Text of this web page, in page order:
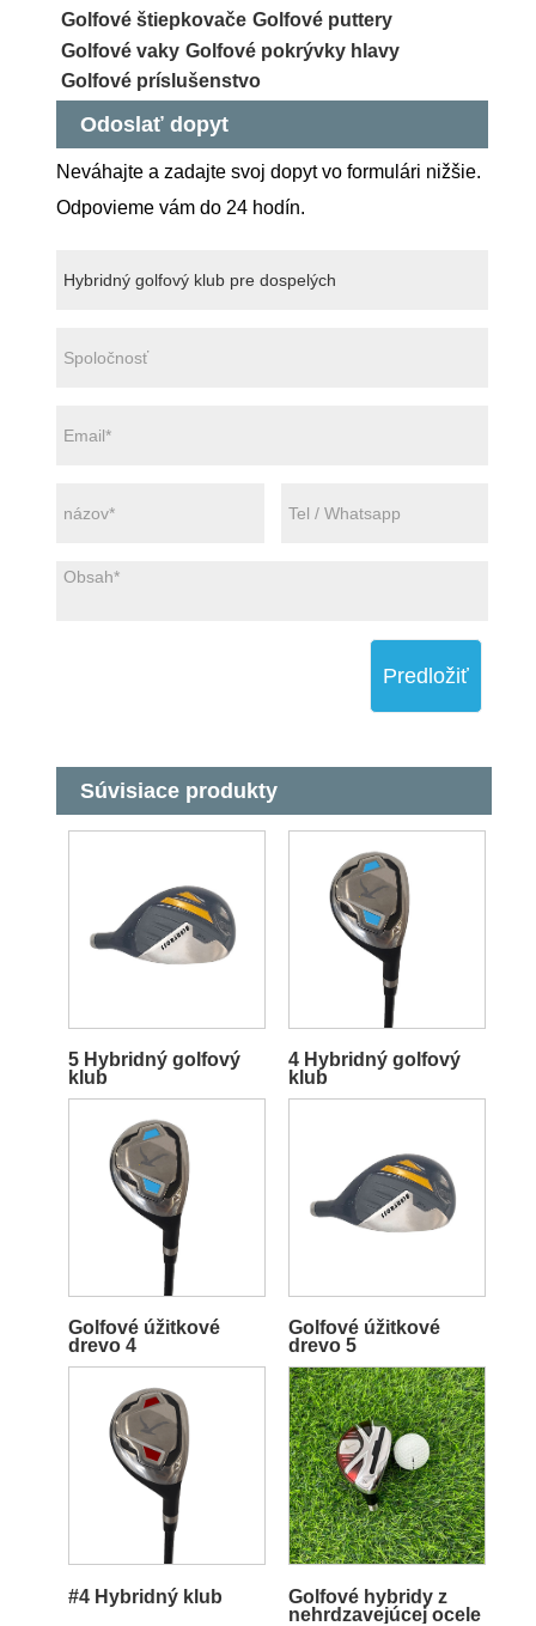
Golfové štiepkovače Golfové puttery
Golfové vaky Golfové pokrývky hlavy
Golfové príslušenstvo
Odoslať dopyt
Neváhajte a zadajte svoj dopyt vo formulári nižšie.
Odpovieme vám do 24 hodín.
Predložiť
Súvisiace produkty
5 Hybridný golfový
klub
4 Hybridný golfový
klub
Golfové úžitkové
drevo 4
Golfové úžitkové
drevo 5
#4 Hybridný klub
Golfové hybridy z
nehrdzavejúcej ocele